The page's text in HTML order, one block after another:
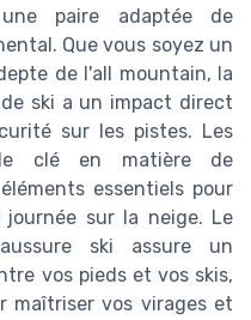
paire adaptée de
Que vous soyez un
de l'all mountain, la
ski a un impact direct
sur les pistes. Les
clé en matière de
essentiels pour
sur la neige. Le
ski assure un
vos pieds et vos skis,
maîtriser vos virages et